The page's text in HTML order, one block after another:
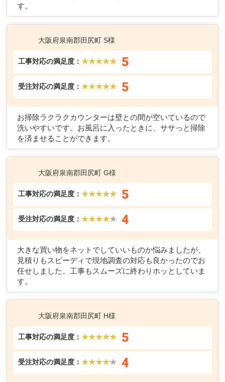
す。
大阪府泉南郡田尻町 S様
工事対応の満足度：★★★★★ 5
受注対応の満足度：★★★★★ 5
お掃除ラクラクカウンターは壁との間が空いているので
洗いやすいです。お風呂に入ったときに、ササっと掃除
を済ませることができます。
大阪府泉南郡田尻町 G様
工事対応の満足度：★★★★★ 5
受注対応の満足度：★★★★★ 4
大きな買い物をネットでしていいものか悩みましたが、
見積りもスピーディで現地調査の対応も良かったのでお
任せしました。工事もスムーズに終わりホッとしていま
す。
大阪府泉南郡田尻町 H様
工事対応の満足度：★★★★★ 5
受注対応の満足度：★★★★★ 4